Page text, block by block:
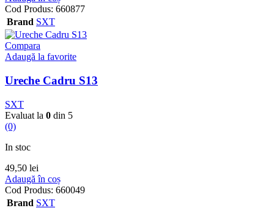
Cod Produs: 660877
Brand SXT
Compara
Adaugă la favorite
Ureche Cadru S13
SXT
Evaluat la 0 din 5
(0)
In stoc
49,50 lei
Adaugă în coș
Cod Produs: 660049
Brand SXT